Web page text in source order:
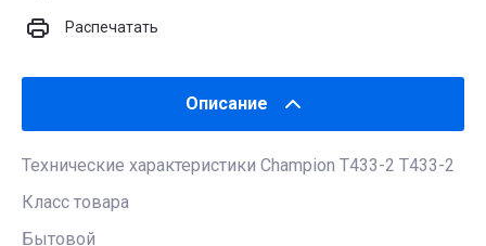
Распечатать
Описание
Технические характеристики Champion Т433-2 Т433-2
Класс товара
Бытовой